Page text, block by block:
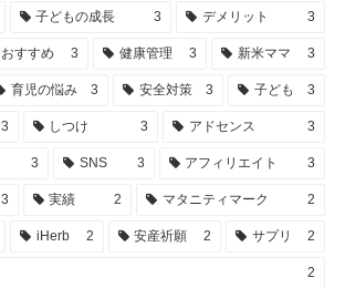
子どもの成長 3 デメリット 3
おすすめ 3 健康管理 3 新米ママ 3
育児の悩み 3 安全対策 3 子ども 3
3 しつけ 3 アドセンス 3
3 SNS 3 アフィリエイト 3
3 実績 2 マタニティマーク 2
iHerb 2 安産祈願 2 サプリ 2
2